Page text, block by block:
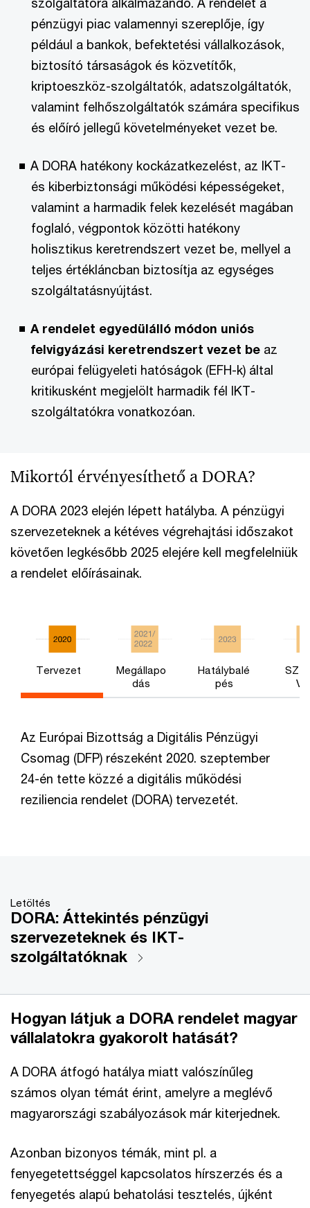
pénzügyi piac valamennyi szereplője, így
például a bankok, befektetési vállalkozások,
biztosító társaságok és közvetítők,
kriptoeszköz-szolgáltatók, adatszolgáltatók,
valamint felhőszolgáltatók számára specifikus
és előíró jellegű követelményeket vezet be.
A DORA hatékony kockázatkezelést, az IKT-
és kiberbiztonsági működési képességeket,
valamint a harmadik felek kezelését magában
foglaló, végpontok közötti hatékony
holisztikus keretrendszert vezet be, mellyel a
teljes értékláncban biztosítja az egységes
szolgáltatásnyújtást.
A rendelet egyedülálló módon uniós
felvigyázási keretrendszert vezet be az
európai felügyeleti hatóságok (EFH-k) által
kritikusként megjelölt harmadik fél IKT-
szolgáltatókra vonatkozóan.
Mikortól érvényesíthető a DORA?
A DORA 2023 elején lépett hatályba. A pénzügyi
szervezeteknek a kétéves végrehajtási időszakot
követően legkésőbb 2025 elejére kell megfelelniük
a rendelet előírásainak.
Tervezet
Megállapo
dás
Hatálybalé
pés
Az Európai Bizottság a Digitális Pénzügyi
Csomag (DFP) részeként 2020. szeptember
24-én tette közzé a digitális működési
reziliencia rendelet (DORA) tervezetét.
Letöltés
DORA: Áttekintés pénzügyi
szervezeteknek és IKT-
szolgáltatóknak
Hogyan látjuk a DORA rendelet magyar
vállalatokra gyakorolt hatását?
A DORA átfogó hatálya miatt valószínűleg
számos olyan témát érint, amelyre a meglévő
magyarországi szabályozások már kiterjednek.
Azonban bizonyos témák, mint pl. a
fenyegetettséggel kapcsolatos hírszerzés és a
fenyegetés alapú behatolási tesztelés, újként